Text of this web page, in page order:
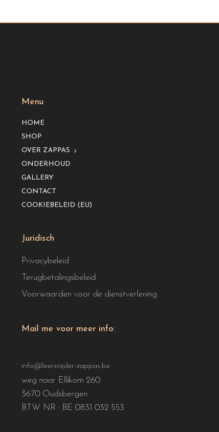
Menu
HOME
SHOP
OVER ZAPPAS
ONDERHOUD
GALLERY
CONTACT
COOKIEBELEID (EU)
Juridisch
Privacybeleid
Terugbetalingsbeleid
Voorwaarden voor de dienstverlening
Mail me voor meer info:
info@leersnijder-zappas.be
weg naar Ellikom 260
3670 Oudsbergen
BTW NR : BE 0831 032 553